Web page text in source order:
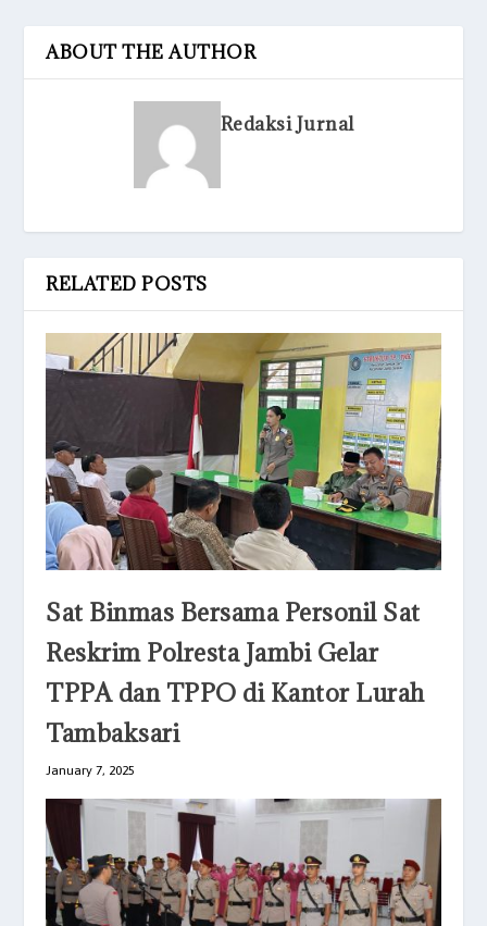
ABOUT THE AUTHOR
Redaksi Jurnal
RELATED POSTS
Sat Binmas Bersama Personil Sat
Reskrim Polresta Jambi Gelar
TPPA dan TPPO di Kantor Lurah
Tambaksari
January 7, 2025